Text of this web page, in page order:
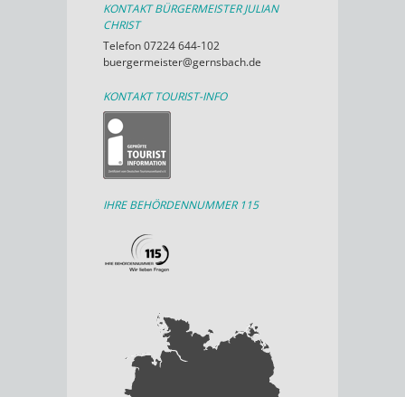
KONTAKT BÜRGERMEISTER JULIAN
CHRIST
Telefon 07224 644-102
buergermeister@gernsbach.de
KONTAKT TOURIST-INFO
IHRE BEHÖRDENNUMMER 115